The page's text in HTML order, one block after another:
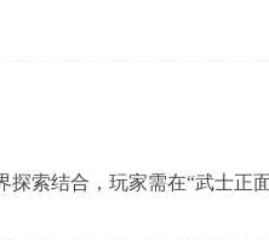
索结合，玩家需在“武士正